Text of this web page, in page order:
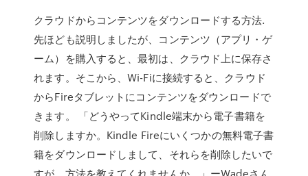
クラウドからコンテンツをダウンロードする方法.
先ほども説明しましたが、コンテンツ（アプリ・ゲ
ーム）を購入すると、最初は、クラウド上に保存さ
れます。そこから、Wi-Fiに接続すると、クラウド
からFireタブレットにコンテンツをダウンロードで
きます。 「どうやってKindle端末から電子書籍を
削除しますか。Kindle Fireにいくつかの無料電子書
籍をダウンロードしまして、それらを削除したいで
すが、方法を教えてくれませんか。」ーWadeさん